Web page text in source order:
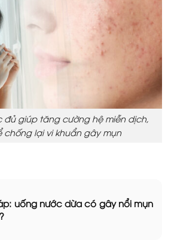
đủ giúp tăng cường hệ miễn dịch,
chống lại vi khuẩn gây mụn
uống nước dừa có gây nổi mụn